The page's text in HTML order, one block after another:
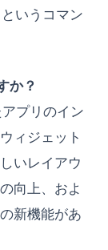
というコマン
か？
プリのイン
ィジェット
いレイアウ
向上、およ
新機能があ